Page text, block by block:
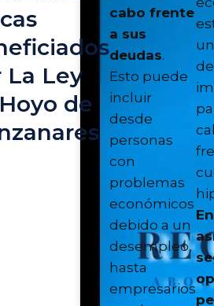
La Ley
de
cabo frente
a sus
deudas.
Esto puede
incluir
desde
personas
con
problemas
económicos
debido a un
desempleo,
hasta
empresarios
de